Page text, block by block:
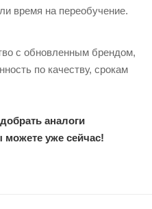
время на переобучение.
с обновленным брендом,
по качеству, срокам
аналоги
уже сейчас!